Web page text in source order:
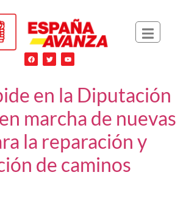
en la Diputación
marcha de nuevas
la reparación y
de caminos